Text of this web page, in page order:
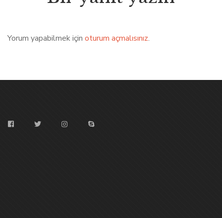
Yorum yapabilmek için oturum açmalısınız.